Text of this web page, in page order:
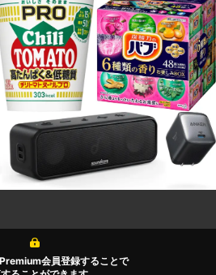
会員登録することで